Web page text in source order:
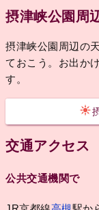
摂津峡公園周
摂津峡公園周辺の
ておこう。お出か
す。
交通アクセス
公共交通機関で